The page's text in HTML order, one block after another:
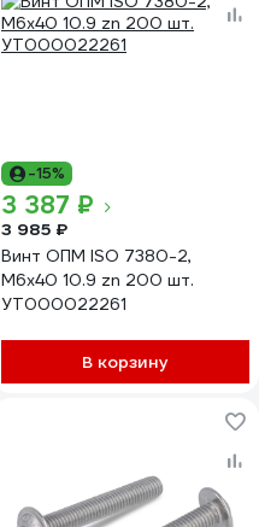
-15%
3 387 ₽
3 985 ₽
Винт ОПМ ISO 7380-2,
М6x40 10.9 zn 200 шт.
УТ000022261
В корзину